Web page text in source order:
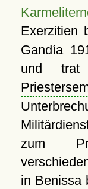
Exerzitien
Gandía
und
zum
in Benissa